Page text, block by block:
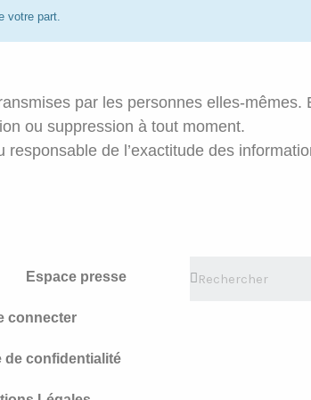
votre part.
par les personnes elles-
ou suppression à tout moment.
de l’exactitude des
Espace presse
connecter
de confidentialité